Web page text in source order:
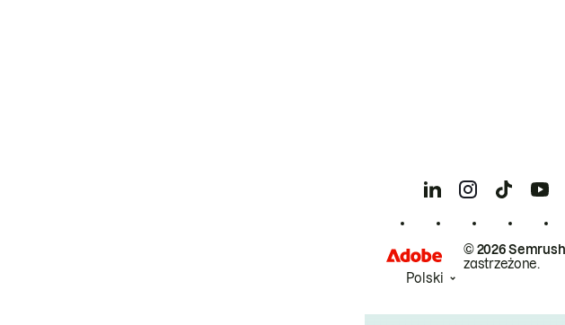
© 2026
zastrzeżone.
Polski